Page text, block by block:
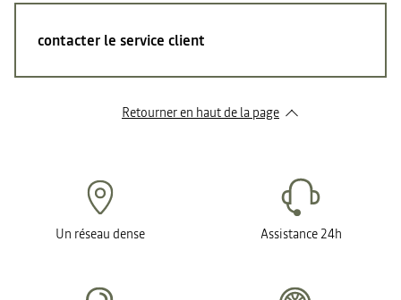
contacter le service client
Retourner en haut de la page
Un réseau dense Assistance 24h